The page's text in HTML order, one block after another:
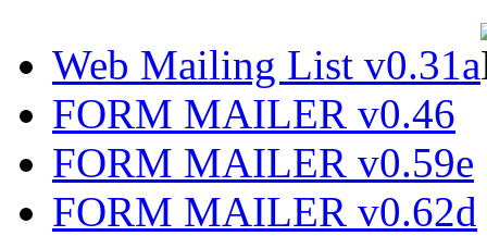
Web Mailing List v0.31a
FORM MAILER v0.46
FORM MAILER v0.59e
FORM MAILER v0.62d